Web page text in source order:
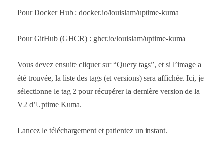
Pour Docker Hub : docker.io/louislam/uptime-kuma
Pour GitHub (GHCR) : ghcr.io/louislam/uptime-kuma
Vous devez ensuite cliquer sur “Query tags”, et si l’image a
été trouvée, la liste des tags (et versions) sera affichée. Ici, je
sélectionne le tag 2 pour récupérer la dernière version de la
V2 d’Uptime Kuma.
Lancez le téléchargement et patientez un instant.